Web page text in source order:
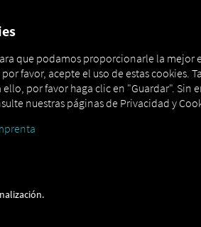
que podamos proporcionarle la
favor, acepte el uso de estas
por favor haga clic en "Guardar".
nuestras páginas de Privacidad y